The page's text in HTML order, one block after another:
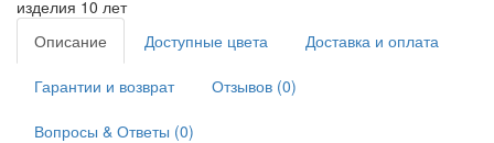
изделия 10 лет
Описание
Доступные цвета Доставка и оплата
Гарантии и возврат Отзывов (0)
Вопросы & Ответы (0)